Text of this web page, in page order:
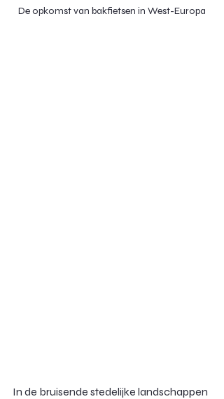
De opkomst van bakfietsen in West-Europa
In de bruisende stedelijke landschappen